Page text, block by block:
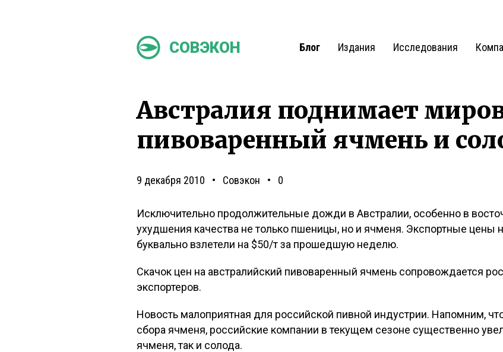
СОВЭКОН Блог Издания Исследования
Австралия поднимает
пивоваренный ячмень и
9 декабря 2010 Совэкон 0
Исключительно продолжительные дожди в Австралии, особенно в
ухудшения качества не только пшеницы, но и ячменя. Экспортные цены
буквально взлетели на $50/т за прошедшую неделю.
Скачок цен на австралийский пивоваренный ячмень сопровождается
экспортеров.
Новость малоприятная для российской пивной индустрии. Напомним,
сбора ячменя, российские компании в текущем сезоне существенно
ячменя, так и солода.